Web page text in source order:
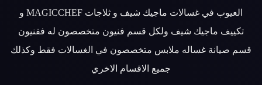
العيوب في غسالات ماجيك شيف و ثلاجات MAGICCHEF و
تكييف ماجيك شيف ولكل قسم فنيون متخصصون له ففنيون
قسم صيانة غساله ملابس متخصصون في الغسالات فقط وكذلك
جميع الاقسام الاخري